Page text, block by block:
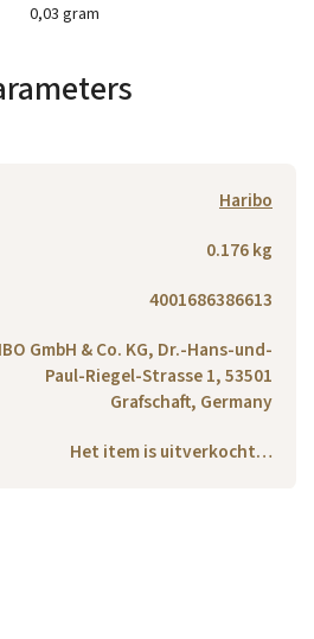
0,03 gram
Haribo
0.176 kg
4001686386613
GmbH & Co. KG, Dr.-Hans-und-
Paul-Riegel-Strasse 1, 53501
Grafschaft, Germany
Het item is uitverkocht…